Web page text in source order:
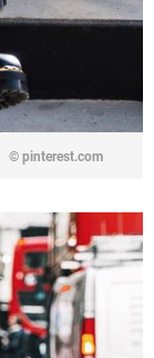
© pinterest.com